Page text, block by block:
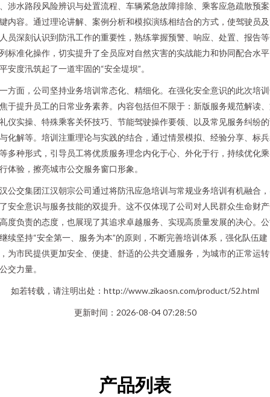
涉水路段风险辨识与处置流程、车辆紧急故障排除、乘客应急疏散预
内容。通过理论讲解、案例分析和模拟演练相结合的方式，使驾驶员
员深刻认识到防汛工作的重要性，熟练掌握预警、响应、处置、报告
标准化操作，切实提升了全员应对自然灾害的实战能力和协同配合水
安度汛筑起了一道牢固的“安全堤坝”。
方面，公司坚持业务培训常态化、精细化。在强化安全意识的此次培
于提升员工的日常业务素养。内容包括但不限于：新版服务规范解读
仪实操、特殊乘客关怀技巧、节能驾驶操作要领、以及常见服务纠纷
化解等。培训注重理论与实践的结合，通过情景模拟、经验分享、标
多种形式，引导员工将优质服务理念内化于心、外化于行，持续优化
体验，擦亮城市公交服务窗口形象。
公交集团江汉朝宗公司通过将防汛应急培训与常规业务培训有机融合
安全意识与服务技能的双提升。这不仅体现了公司对人民群众生命财
度负责的态度，也展现了其追求卓越服务、实现高质量发展的决心。
续坚持“安全第一、服务为本”的原则，不断完善培训体系，强化队伍建
为市民提供更加安全、便捷、舒适的公共交通服务，为城市的正常运
交力量。
如若转载，请注明出处：http://www.zikaosn.com/product/52.html
更新时间：2026-08-04 07:28:50
产品列表